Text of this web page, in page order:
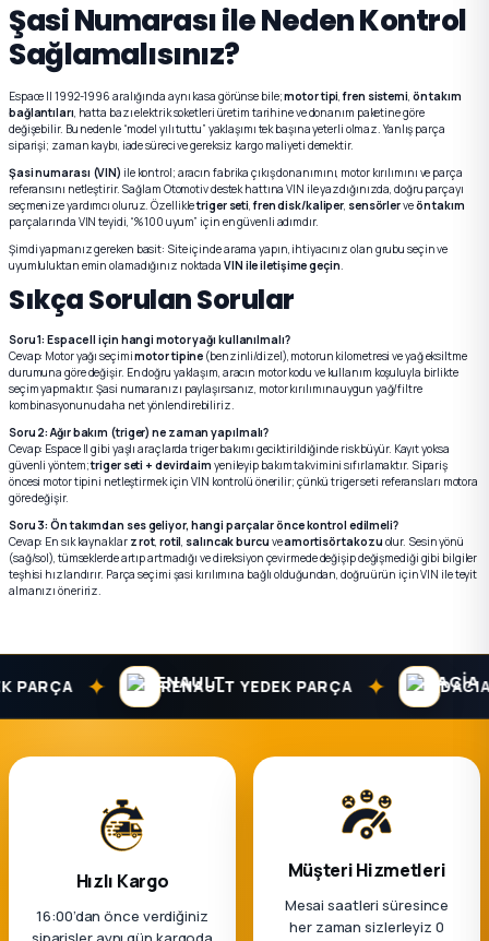
Şasi Numarası ile Neden Kontrol
Sağlamalısınız?
Espace II 1992-1996 aralığında aynı kasa görünse bile;motor tipi,fren sistemi, ön takım
bağlantıları, hatta bazı elektrik soketleri üretim tarihine ve donanım paketine göre
değişebilir. Bu nedenle “model yılı tuttu” yaklaşımı tek başına yeterli olmaz. Yanlış parça
siparişi; zaman kaybı, iade süreci ve gereksiz kargo maliyeti demektir.
Şasi numarası (VIN) ile kontrol; aracın fabrika çıkış donanımını, motor kırılımını ve parça
referansını netleştirir. Sağlam Otomotiv destek hattına VIN ile yazdığınızda, doğru parçayı
seçmenize yardımcı oluruz. Özellikletriger seti,fren disk/kaliper, sensörlerveön takım
parçalarında VIN teyidi, “%100 uyum” için en güvenli adımdır.
Şimdi yapmanız gereken basit: Site içinde arama yapın, ihtiyacınız olan grubu seçin ve
uyumluluktan emin olamadığınız noktadaVIN ile iletişime geçin.
Sıkça Sorulan Sorular
Soru 1: Espace II için hangi motor yağı kullanılmalı?
Cevap: Motor yağı seçimimotor tipine (benzinli/dizel), motorun kilometresi ve yağ eksiltme
durumuna göre değişir. En doğru yaklaşım, aracın motor kodu ve kullanım koşuluyla birlikte
seçim yapmaktır. Şasi numaranızı paylaşırsanız, motor kırılımına uygun yağ/filtre
kombinasyonunu daha net yönlendirebiliriz.
Soru 2: Ağır bakım (triger) ne zaman yapılmalı?
Cevap: Espace II gibi yaşlı araçlarda triger bakımı geciktirildiğinde risk büyür. Kayıt yoksa
güvenli yöntem;triger seti + devirdaim yenileyip bakım takvimini sıfırlamaktır. Sipariş
öncesi motor tipini netleştirmek için VIN kontrolü önerilir; çünkü triger seti referansları motora
göre değişir.
Soru 3: Ön takımdan ses geliyor, hangi parçalar önce kontrol edilmeli?
Cevap: En sık kaynaklar z rot, rotil, salıncak burcu veamortisör takozu olur. Sesin yönü
(sağ/sol), tümseklerde artıp artmadığı ve direksiyon çevirmede değişip değişmediği gibi bilgiler
teşhisi hızlandırır. Parça seçimi şasi kırılımına bağlı olduğundan, doğru ürün için VIN ile teyit
almanızı öneririz.
✦ RENAULT YEDEK PARÇA ✦ DACIA
Hızlı Kargo
16:00’dan önce verdiğiniz
Müşteri Hizmetleri
Mesai saatleri süresince
her zaman sizlerleyiz 0